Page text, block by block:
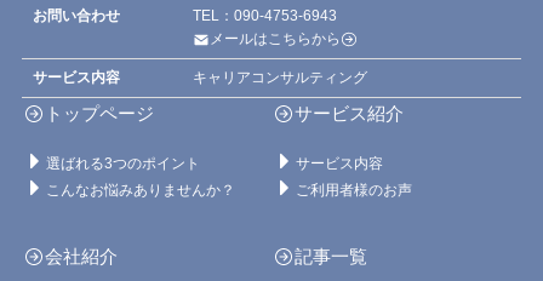
お問い合わせ
TEL：090-4753-6943
メールはこちらから
サービス内容 キャリアコンサルティング
トップページ
選ばれる3つのポイント
こんなお悩みありませんか？
サービス紹介
サービス内容
ご利用者様のお声
会社紹介 記事一覧